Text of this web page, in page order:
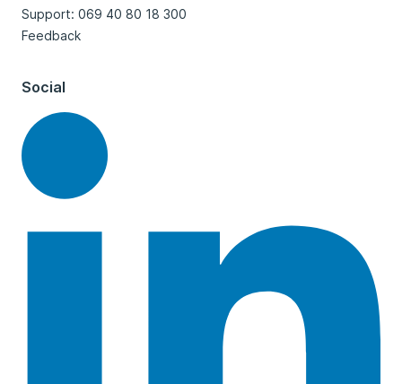
Support: 069 40 80 18 300
Feedback
Social